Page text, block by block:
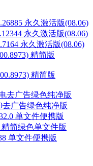
永久激活版(08.06)
永久激活版(08.06)
永久激活版(08.06)
精简版
精简版
去广告绿色纯净版
去广告绿色纯净版
单文件便携版
精简绿色单文件版
单文件便携版